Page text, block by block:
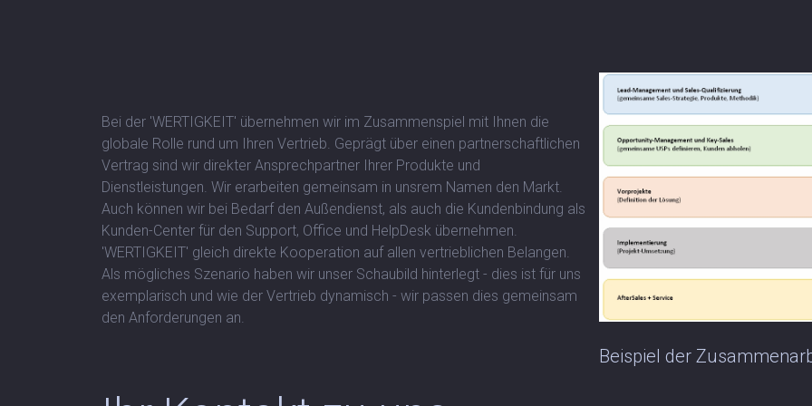
Bei der 'WERTIGKEIT' übernehmen wir im Zusammenspiel mit Ihnen die
globale Rolle rund um Ihren Vertrieb. Geprägt über einen partnerschaftlichen
Vertrag sind wir direkter Ansprechpartner Ihrer Produkte und
Dienstleistungen. Wir erarbeiten gemeinsam in unsrem Namen den Markt.
Auch können wir bei Bedarf den Außendienst, als auch die Kundenbindung als
Kunden-Center für den Support, Office und HelpDesk übernehmen.
'WERTIGKEIT' gleich direkte Kooperation auf allen vertrieblichen Belangen.
Als mögliches Szenario haben wir unser Schaubild hinterlegt - dies ist für uns
exemplarisch und wie der Vertrieb dynamisch - wir passen dies gemeinsam
den Anforderungen an.
Beispiel der